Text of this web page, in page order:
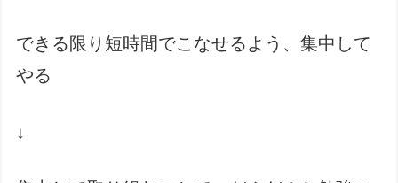
できる限り短時間でこなせるよう、集中して
やる
↓